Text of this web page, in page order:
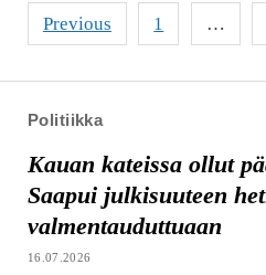
Politiikka
Kauan kateissa ollut
Saapui julkisuuteen
valmentauduttuaan
16.07.2026
Posts
pagination
Previous 1 …